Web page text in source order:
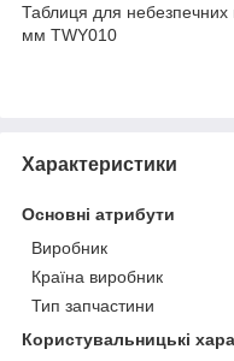
Таблиця для небезпечних
мм TWY010
Характеристики
Основні атрибути
Виробник
Країна виробник
Тип запчастини
Користувальницькі